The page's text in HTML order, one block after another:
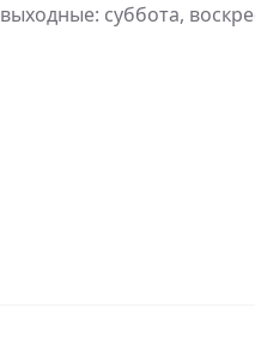
выходные: суббота,